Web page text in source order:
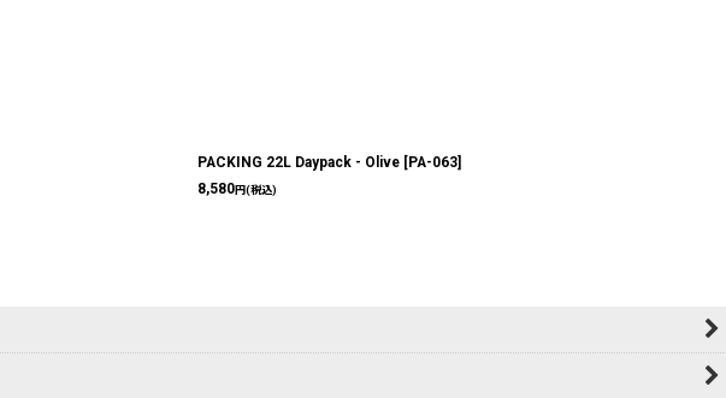
PACKING 22L Daypack - Olive [PA-063]
8,580円(税込)